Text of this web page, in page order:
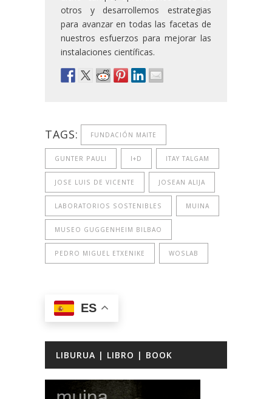
otros y desarrollemos estrategias
para avanzar en todas las facetas de
nuestros esfuerzos para mejorar las
instalaciones científicas.
TAGS: FUNDACIÓN MAITE
GUNTER PAULI I+D ITAY TALGAM
JOSE LUIS DE VICENTE JOSEAN ALIJA
LABORATORIOS SOSTENIBLES MUINA
MUSEO GUGGENHEIM BILBAO
PEDRO MIGUEL ETXENIKE WOSLAB
ES
LIBURUA | LIBRO | BOOK